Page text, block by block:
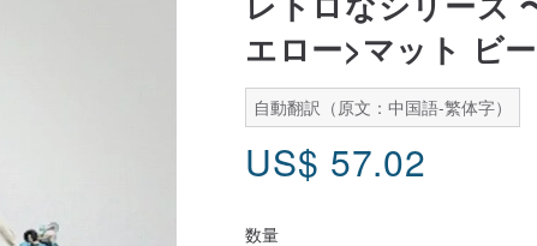
エロー>マット ビ
自動翻訳（原文：中国語-繁体字）
US$ 57.02
数量